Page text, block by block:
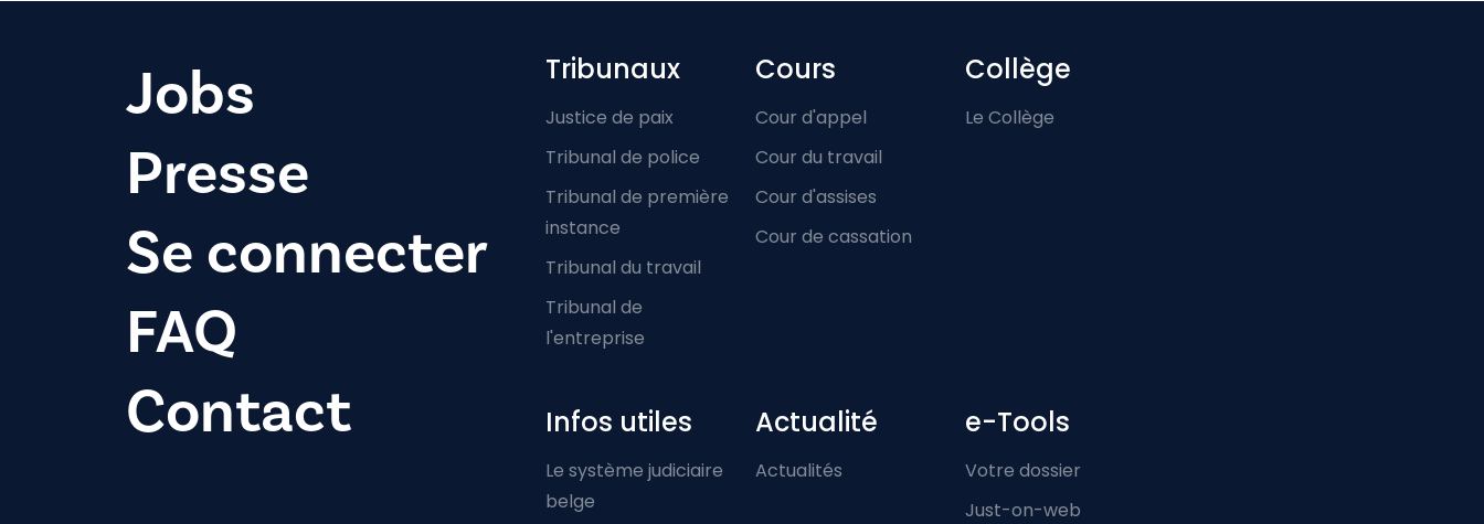
Jobs
Presse
Se connecter
FAQ
Contact
Footer-menu
Tribunaux
Justice de paix
Tribunal de police
Tribunal de première
instance
Tribunal du travail
Tribunal de
l'entreprise
Cours
Cour d'appel
Cour du travail
Cour d'assises
Cour de cassation
Collège
Le Collège
Infos utiles
Le système judiciaire
belge
Actualité
Actualités
e-Tools
Votre dossier
Just-on-web